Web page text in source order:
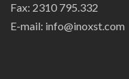
Fax: 2310 795.332
E-mail: info@inoxst.com